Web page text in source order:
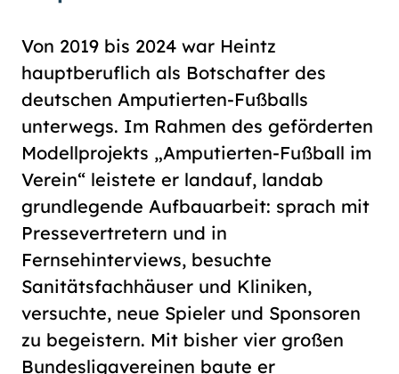
Von 2019 bis 2024 war Heintz
hauptberuflich als Botschafter des
deutschen Amputierten-Fußballs
unterwegs. Im Rahmen des geförderten
Modellprojekts „Amputierten-Fußball im
Verein“ leistete er landauf, landab
grundlegende Aufbauarbeit: sprach mit
Pressevertretern und in
Fernsehinterviews, besuchte
Sanitätsfachhäuser und Kliniken,
versuchte, neue Spieler und Sponsoren
zu begeistern. Mit bisher vier großen
Bundesligavereinen baute er